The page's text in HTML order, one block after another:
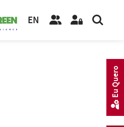
EN
Eu Quero